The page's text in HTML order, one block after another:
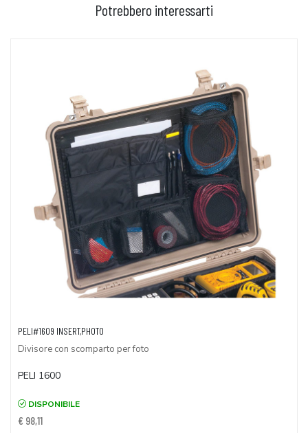
Potrebbero interessarti
AGGIUNGI AL CARRELLO
PELI#1609 INSERT,PHOTO
Divisore con scomparto per foto
PELI 1600
DISPONIBILE
€ 98,11